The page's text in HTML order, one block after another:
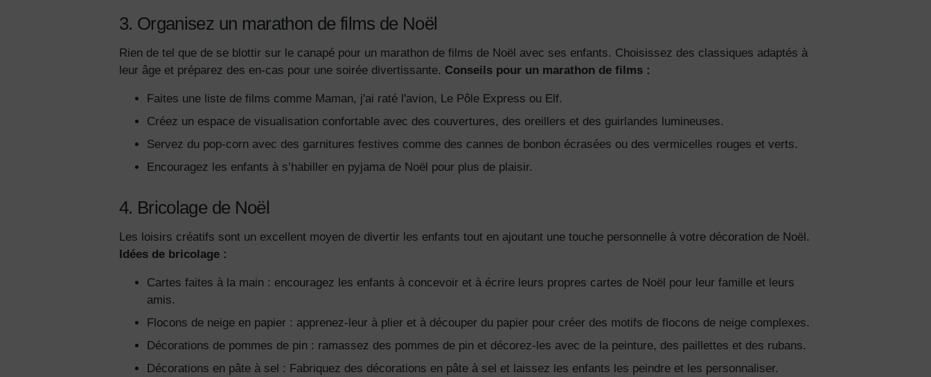
3. Organisez un marathon de films de Noël
Rien de tel que de se blottir sur le canapé pour un marathon de films de Noël avec ses enfants. Choisissez des classiques adaptés à
leur âge et préparez des en-cas pour une soirée divertissante. Conseils pour un marathon de films :
Faites une liste de films comme Maman, j'ai raté l'avion, Le Pôle Express ou Elf.
Créez un espace de visualisation confortable avec des couvertures, des oreillers et des guirlandes lumineuses.
Servez du pop-corn avec des garnitures festives comme des cannes de bonbon écrasées ou des vermicelles rouges et verts.
Encouragez les enfants à s’habiller en pyjama de Noël pour plus de plaisir.
4. Bricolage de Noël
Les loisirs créatifs sont un excellent moyen de divertir les enfants tout en ajoutant une touche personnelle à votre décoration de Noël.
Idées de bricolage :
Cartes faites à la main : encouragez les enfants à concevoir et à écrire leurs propres cartes de Noël pour leur famille et leurs
amis.
Flocons de neige en papier : apprenez-leur à plier et à découper du papier pour créer des motifs de flocons de neige complexes.
Décorations de pommes de pin : ramassez des pommes de pin et décorez-les avec de la peinture, des paillettes et des rubans.
Décorations en pâte à sel : Fabriquez des décorations en pâte à sel et laissez les enfants les peindre et les personnaliser.